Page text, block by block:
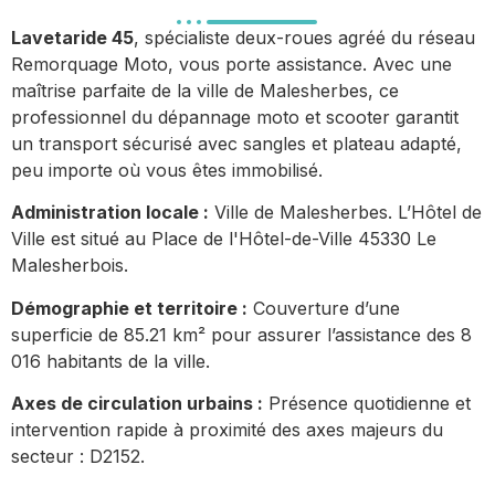
Lavetaride 45, spécialiste deux-roues agréé du réseau
Remorquage Moto, vous porte assistance. Avec une
maîtrise parfaite de la ville de Malesherbes, ce
professionnel du dépannage moto et scooter garantit
un transport sécurisé avec sangles et plateau adapté,
peu importe où vous êtes immobilisé.
Administration locale : Ville de Malesherbes. L’Hôtel de
Ville est situé au Place de l'Hôtel-de-Ville 45330 Le
Malesherbois.
Démographie et territoire : Couverture d’une
superficie de 85.21 km² pour assurer l’assistance des 8
016 habitants de la ville.
Axes de circulation urbains : Présence quotidienne et
intervention rapide à proximité des axes majeurs du
secteur : D2152.